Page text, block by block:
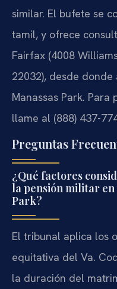
similar. El bufete se
tamil, y ofrece
Fairfax (4008
22032), desde
Manassas Park.
llame al (888) 437-
Preguntas
¿Qué factores
la pensión militar en
Park?
El tribunal aplica los
equitativa del Va.
la duración del